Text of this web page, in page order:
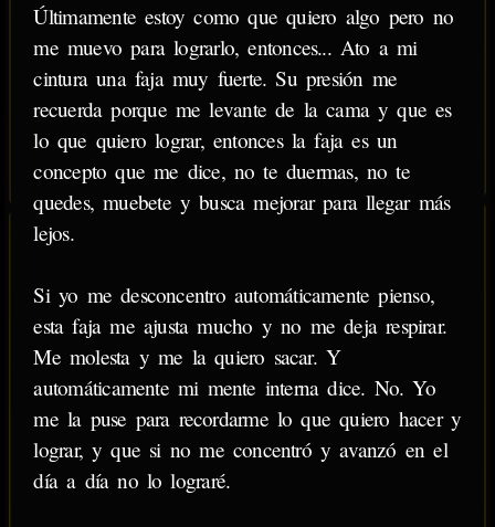
Últimamente estoy como que quiero algo pero no
me muevo para lograrlo, entonces... Ato a mi
cintura una faja muy fuerte. Su presión me
recuerda porque me levante de la cama y que es
lo que quiero lograr, entonces la faja es un
concepto que me dice, no te duermas, no te
quedes, muebete y busca mejorar para llegar más
lejos.
Si yo me desconcentro automáticamente pienso,
esta faja me ajusta mucho y no me deja respirar.
Me molesta y me la quiero sacar. Y
automáticamente mi mente interna dice. No. Yo
me la puse para recordarme lo que quiero hacer y
lograr, y que si no me concentró y avanzó en el
día a día no lo lograré.